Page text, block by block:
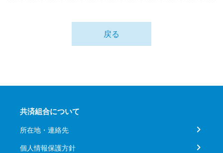
戻る
共済組合について
所在地・連絡先
個人情報保護方針